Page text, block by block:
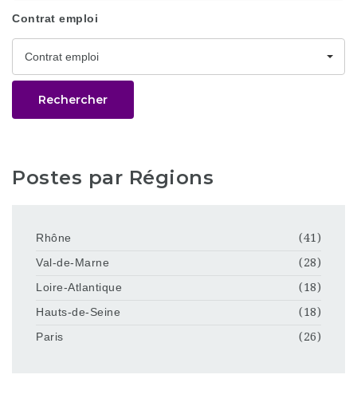
Contrat emploi
Contrat emploi
Rechercher
Postes par Régions
Rhône
(41)
Val-de-Marne
(28)
Loire-Atlantique
(18)
Hauts-de-Seine
(18)
Paris
(26)